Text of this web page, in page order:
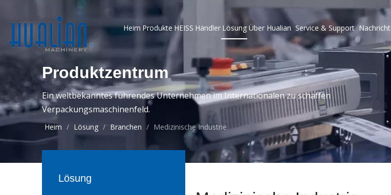
Heim Produkte HEISS Händler Lösung Über Hualian Service & Support Nachricht
Produktzentrum
Ein weltbekanntes führendes Unternehmen im Internationalen zu schaffen
Verpackungsmaschinenfeld.
Heim / Lösung / Branchen / Medizinische Industrie
Lösung